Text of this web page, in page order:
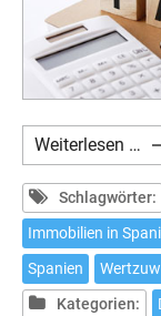
Weiterlesen …
in
Schlagwörter:
Immobilien in
Spanien
Kategorien: